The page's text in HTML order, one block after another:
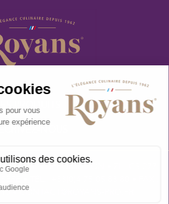
PRODUITS
LES RECETTES
NOUS
DE LA DÉPORTATION • ZI - CS 277
• TÉL.: +33(0)4 75 05 83 80 • FAX :
•CONTACT@ROYANS-PRO.FR